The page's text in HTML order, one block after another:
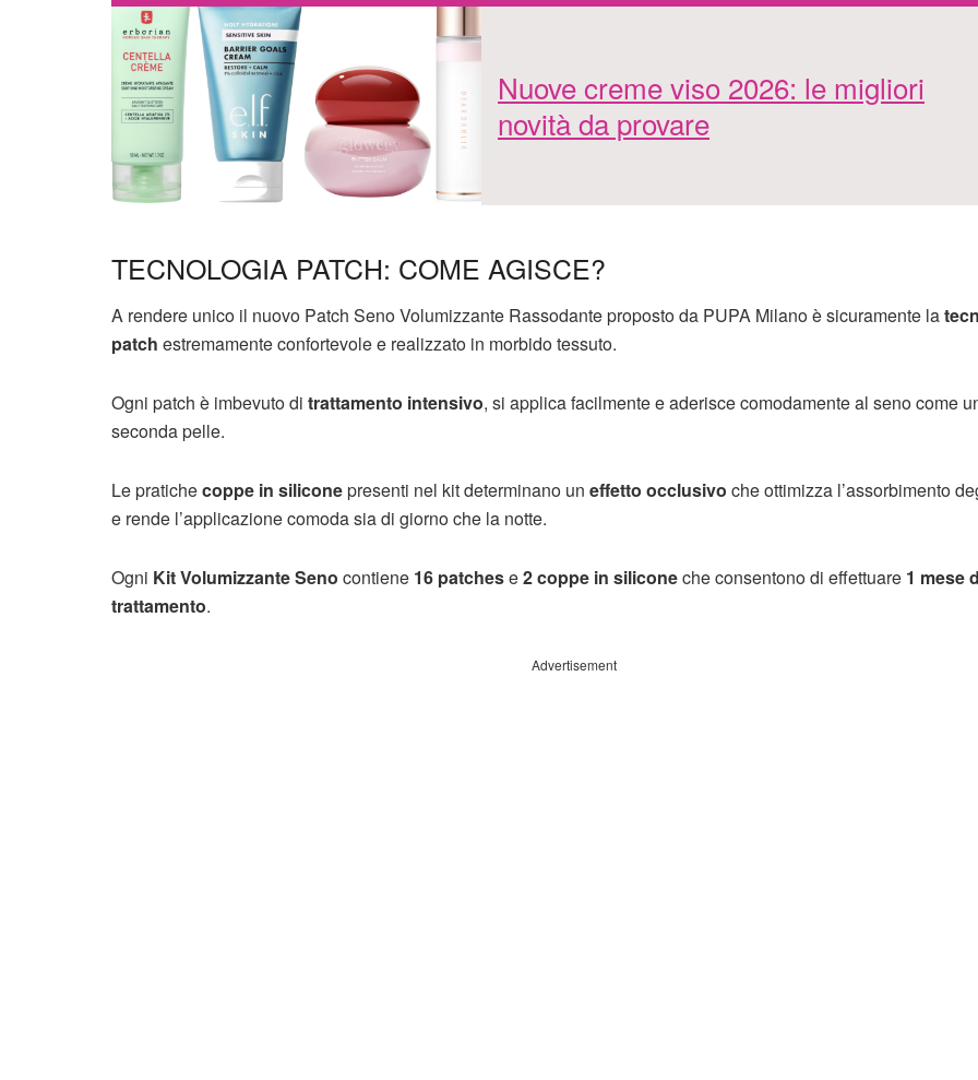
Nuove creme viso 2026: le migliori
novità da provare
TECNOLOGIA PATCH: COME AGISCE?
A rendere unico il nuovo Patch Seno Volumizzante Rassodante proposto da PUPA Milano è sicuramente la
patch estremamente confortevole e realizzato in morbido tessuto.
Ogni patch è imbevuto di trattamento intensivo, si applica facilmente e aderisce comodamente al seno come
seconda pelle.
Le pratichecoppe in siliconepresenti nel kit determinano un effetto occlusivo che ottimizza l’assorbimento
e rende l’applicazione comoda sia di giorno che la notte.
Ogni Kit Volumizzante Seno contiene 16 patchese2 coppe in siliconeche consentono di effettuare 1 mese
trattamento.
Advertisement